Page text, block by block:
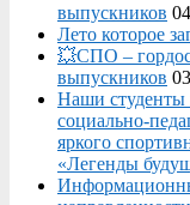
выпускников
Лето которое
💥СПО –
выпускников
Наши студенты
яркого
«Легенды